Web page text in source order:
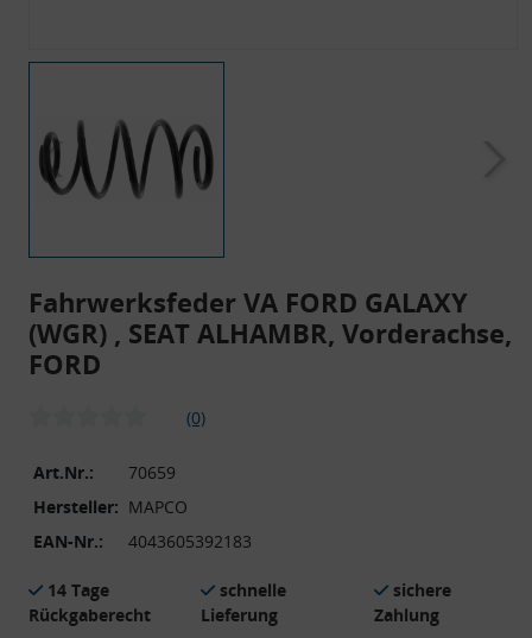
Fahrwerksfeder VA FORD GALAXY
(WGR) , SEAT ALHAMBR, Vorderachse,
FORD
(0)
Art.Nr.:
70659
Hersteller: MAPCO
EAN-Nr.:
4043605392183
14 Tage
Rückgaberecht
schnelle
Lieferung
sichere
Zahlung